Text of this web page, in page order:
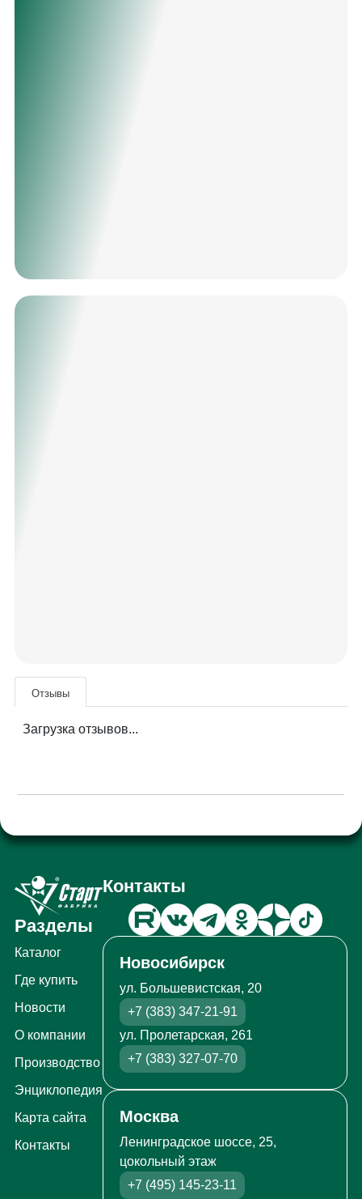
Отзывы
Загрузка отзывов...
Разделы
Каталог
Где купить
Новости
О компании
Производство
Энциклопедия
Карта сайта
Контакты
Контакты
Новосибирск
ул. Большевистская, 20
+7 (383) 347-21-91
ул. Пролетарская, 261
+7 (383) 327-07-70
Москва
Ленинградское шоссе, 25,
цокольный этаж
+7 (495) 145-23-11